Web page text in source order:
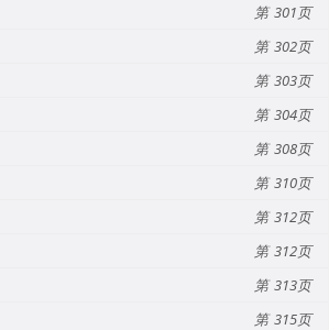
301
302
303
304
308
310
312
312
313
315